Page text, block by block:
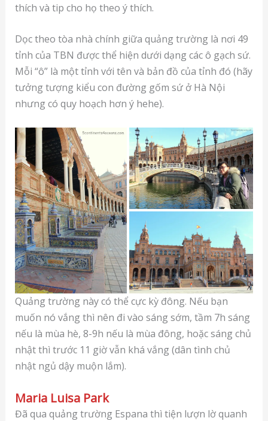
thích và tip cho họ theo ý thích.
Dọc theo tòa nhà chính giữa quảng trường là nơi 49
tỉnh của TBN được thể hiện dưới dạng các ô gạch sứ.
Mỗi “ô” là một tỉnh với tên và bản đồ của tỉnh đó (hãy
tưởng tượng kiểu con đường gốm sứ ở Hà Nội
nhưng có quy hoạch hơn ý hehe).
Quảng trường này có thể cực kỳ đông. Nếu bạn
muốn nó vắng thì nên đi vào sáng sớm, tầm 7h sáng
nếu là mùa hè, 8-9h nếu là mùa đông, hoặc sáng chủ
nhật thì trước 11 giờ vẫn khá vắng (dân tình chủ
nhật ngủ dậy muộn lắm).
Maria Luisa Park
Đã qua quảng trường Espana thì tiện lượn lờ quanh